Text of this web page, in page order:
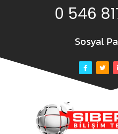
0 546
Sosyal